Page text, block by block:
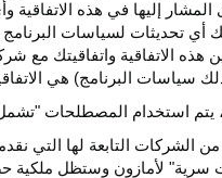
المشار إليها في هذه
أي تحديثات لسياسات
هذه الاتفاقية واتفاقيتك مع
سياسات البرنامج) هي
يتم استخدام المصطلحات
الشركات التابعة لها التي
لأمازون وستظل ملكية